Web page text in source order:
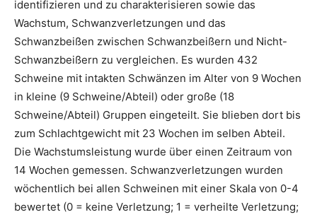
identifizieren und zu charakterisieren sowie das
Wachstum, Schwanzverletzungen und das
Schwanzbeißen zwischen Schwanzbeißern und Nicht-
Schwanzbeißern zu vergleichen. Es wurden 432
Schweine mit intakten Schwänzen im Alter von 9 Wochen
in kleine (9 Schweine/Abteil) oder große (18
Schweine/Abteil) Gruppen eingeteilt. Sie blieben dort bis
zum Schlachtgewicht mit 23 Wochen im selben Abteil.
Die Wachstumsleistung wurde über einen Zeitraum von
14 Wochen gemessen. Schwanzverletzungen wurden
wöchentlich bei allen Schweinen mit einer Skala von 0-4
bewertet (0 = keine Verletzung; 1 = verheilte Verletzung;